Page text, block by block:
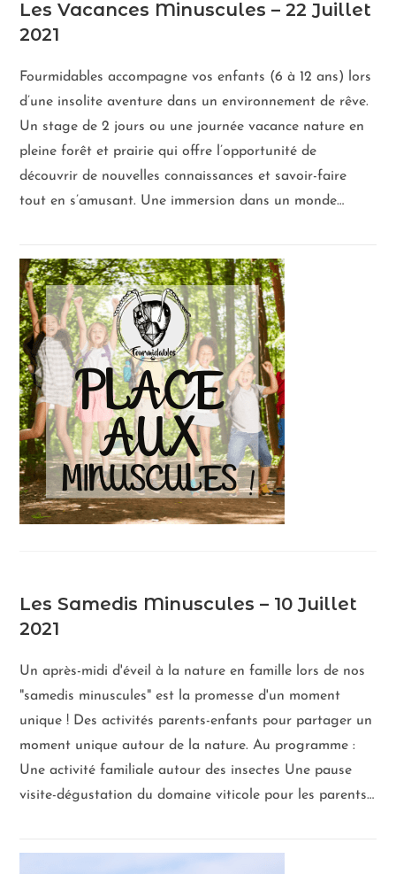
Les Vacances Minuscules – 22 Juillet
2021
Fourmidables accompagne vos enfants (6 à 12 ans) lors
d’une insolite aventure dans un environnement de rêve.
Un stage de 2 jours ou une journée vacance nature en
pleine forêt et prairie qui offre l’opportunité de
découvrir de nouvelles connaissances et savoir-faire
tout en s’amusant. Une immersion dans un monde…
Les Samedis Minuscules – 10 Juillet
2021
Un après-midi d'éveil à la nature en famille lors de nos
"samedis minuscules" est la promesse d'un moment
unique ! Des activités parents-enfants pour partager un
moment unique autour de la nature. Au programme :
Une activité familiale autour des insectes Une pause
visite-dégustation du domaine viticole pour les parents…